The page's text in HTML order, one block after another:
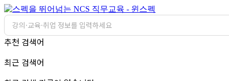
추천 검색어
최근 검색어